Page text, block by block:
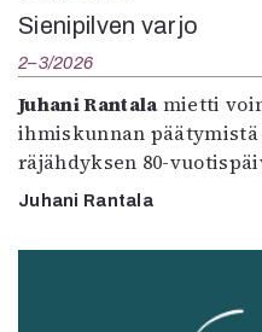
Sienipilven varjo
2–3/2026
Juhani Rantala mietti
ihmiskunnan
räjähdyksen 80-
Juhani Rantala